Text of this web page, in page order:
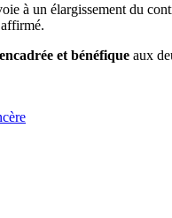
à un élargissement du
et bénéfique aux